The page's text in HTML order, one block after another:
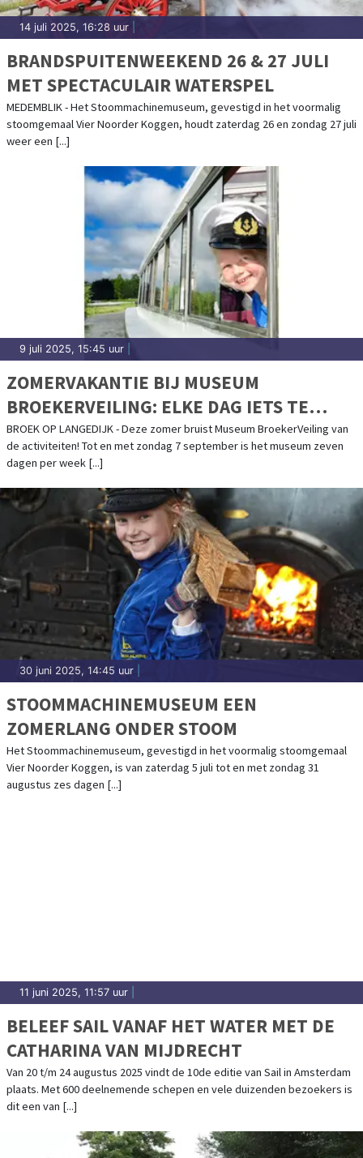
14 juli 2025, 16:28 uur
BRANDSPUITENWEEKEND 26 & 27 JULI
MET SPECTACULAIR WATERSPEL
MEDEMBLIK - Het Stoommachinemuseum, gevestigd in het voormalig
stoomgemaal Vier Noorder Koggen, houdt zaterdag 26 en zondag 27 juli
weer een [...]
9 juli 2025, 15:45 uur
ZOMERVAKANTIE BIJ MUSEUM
BROEKERVEILING: ELKE DAG IETS TE
BELEVEN!
BROEK OP LANGEDIJK - Deze zomer bruist Museum BroekerVeiling van
de activiteiten! Tot en met zondag 7 september is het museum zeven
dagen per week [...]
30 juni 2025, 14:45 uur
STOOMMACHINEMUSEUM EEN
ZOMERLANG ONDER STOOM
Het Stoommachinemuseum, gevestigd in het voormalig stoomgemaal
Vier Noorder Koggen, is van zaterdag 5 juli tot en met zondag 31
augustus zes dagen [...]
11 juni 2025, 11:57 uur
BELEEF SAIL VANAF HET WATER MET DE
CATHARINA VAN MIJDRECHT
Van 20 t/m 24 augustus 2025 vindt de 10de editie van Sail in Amsterdam
plaats. Met 600 deelnemende schepen en vele duizenden bezoekers is
dit een van [...]